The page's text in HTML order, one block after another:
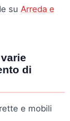
su Arreda e
di
e mobili